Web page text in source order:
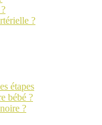
?
étapes
bébé ?
?